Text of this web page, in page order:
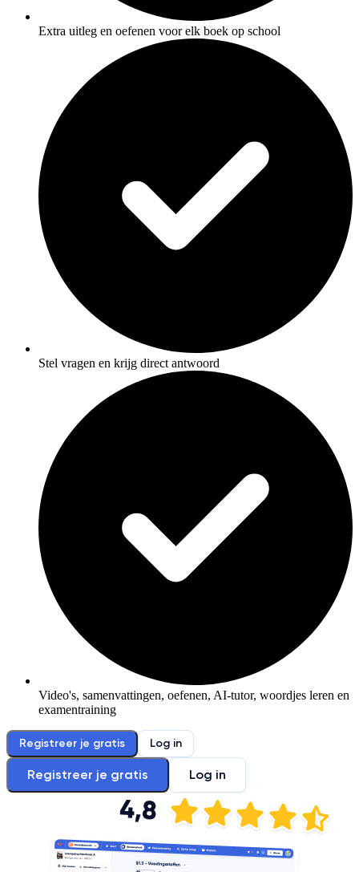
Extra uitleg en oefenen voor elk boek op school
Stel vragen en krijg direct antwoord
Video's, samenvattingen, oefenen, AI-tutor, woordjes leren en
examentraining
Registreer je gratis Log in
Registreer je gratis Log in